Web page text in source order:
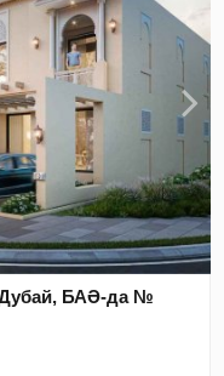
Дубай, БАӘ-да №